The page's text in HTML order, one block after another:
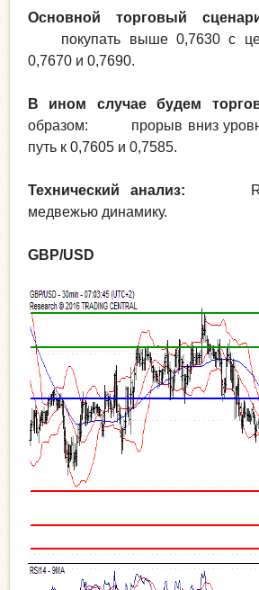
Основной торговый
покупать выше 0,7630 с
0,7670 и 0,7690.
В ином случае будем
образом: прорыв вниз уровня
путь к 0,7605 и 0,7585.
Технический анализ: RSI
медвежью динамику.
GBP/USD